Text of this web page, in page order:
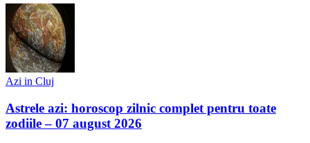
Azi in Cluj
Astrele azi: horoscop zilnic complet pentru toate
zodiile – 07 august 2026